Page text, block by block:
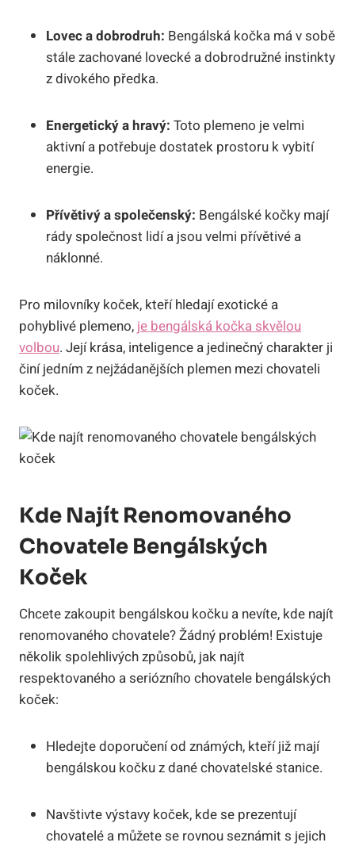
Lovec a dobrodruh: Bengálská kočka má v sobě
stále zachované lovecké a dobrodružné instinkty
z divokého předka.
Energetický a hravý: Toto plemeno je velmi
aktivní a potřebuje dostatek prostoru k vybití
energie.
Přívětivý a společenský: Bengálské kočky mají
rády společnost lidí a jsou velmi přívětivé a
náklonné.
Pro milovníky koček, kteří hledají exotické a
pohyblivé plemeno, je bengálská kočka skvělou
volbou. Její krása, inteligence a jedinečný charakter ji
činí jedním z nejžádanějších plemen mezi chovateli
koček.
Kde Najít Renomovaného
Chovatele Bengálských
Koček
Chcete zakoupit bengálskou kočku a nevíte, kde najít
renomovaného chovatele? Žádný problém! Existuje
několik spolehlivých způsobů, jak najít
respektovaného a seriózního chovatele bengálských
koček:
Hledejte doporučení od známých, kteří již mají
bengálskou kočku z dané chovatelské stanice.
Navštivte výstavy koček, kde se prezentují
chovatelé a můžete se rovnou seznámit s jejich